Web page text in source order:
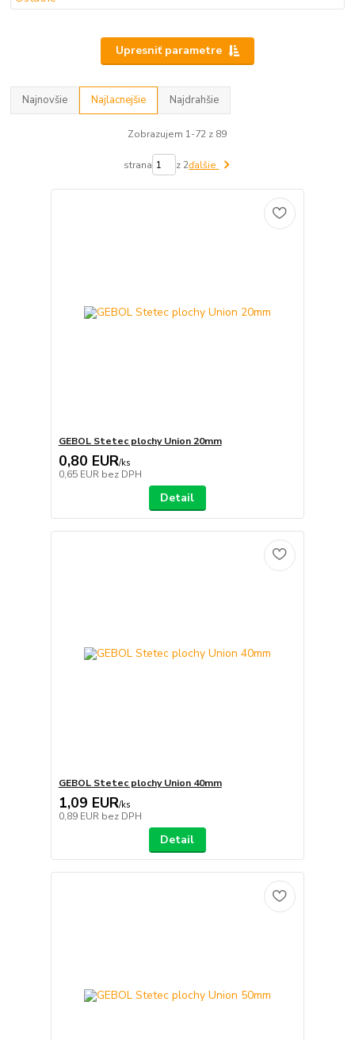
Upresniť parametre
Najnovšie Najlacnejšie Najdrahšie
Zobrazujem 1-72 z 89
strana z 2ďalšie
GEBOL Stetec plochy Union 20mm
0,80 EUR/ks
0,65 EUR bez DPH
Detail
GEBOL Stetec plochy Union 40mm
1,09 EUR/ks
0,89 EUR bez DPH
Detail